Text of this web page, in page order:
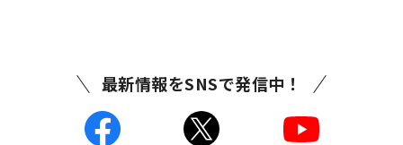
最新情報をSNSで発信中！